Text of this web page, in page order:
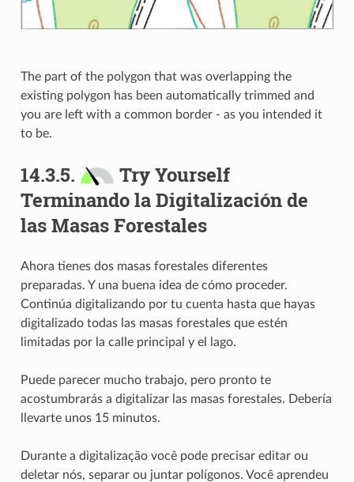
The part of the polygon that was overlapping the
existing polygon has been automatically trimmed and
you are left with a common border - as you intended it
to be.
14.3.5.
Try Yourself
Terminando la Digitalización de
las Masas Forestales
Ahora tienes dos masas forestales diferentes
preparadas. Y una buena idea de cómo proceder.
Continúa digitalizando por tu cuenta hasta que hayas
digitalizado todas las masas forestales que estén
limitadas por la calle principal y el lago.
Puede parecer mucho trabajo, pero pronto te
acostumbrarás a digitalizar las masas forestales. Debería
llevarte unos 15 minutos.
Durante a digitalização você pode precisar editar ou
deletar nós, separar ou juntar polígonos. Você aprendeu